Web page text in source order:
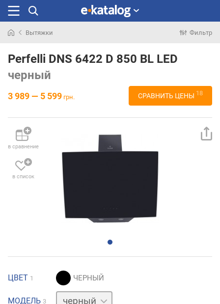
раньше
Вытяжки Фильтр
Perfelli DNS 6422 D 850 BL LED
черный
3 989 — 5 599 грн. СРАВНИТЬ ЦЕНЫ 18
в сравнение
в список
ЦВЕТ 1
МОДЕЛЬ 3
белый